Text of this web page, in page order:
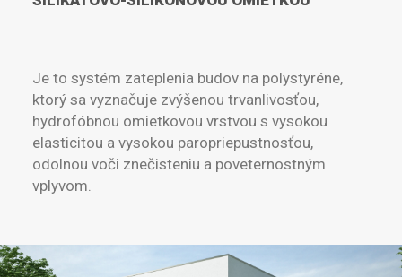
Je to systém zateplenia budov na polystyréne,
ktorý sa vyznačuje zvýšenou trvanlivosťou,
hydrofóbnou omietkovou vrstvou s vysokou
elasticitou a vysokou paropriepustnosťou,
odolnou voči znečisteniu a poveternostným
vplyvom.